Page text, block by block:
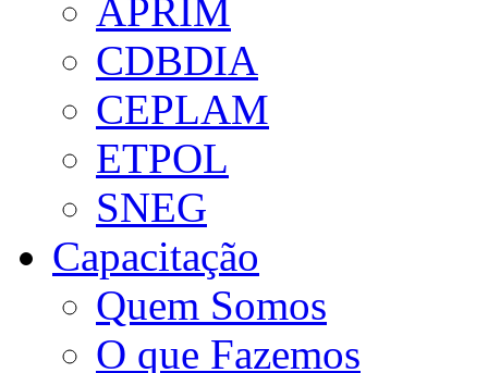
APRIM
CDBDIA
CEPLAM
ETPOL
SNEG
Capacitação
Quem Somos
O que Fazemos